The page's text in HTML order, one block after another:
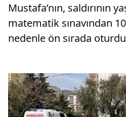
Mustafa’nın, saldırının
matematik sınavından
nedenle ön sırada